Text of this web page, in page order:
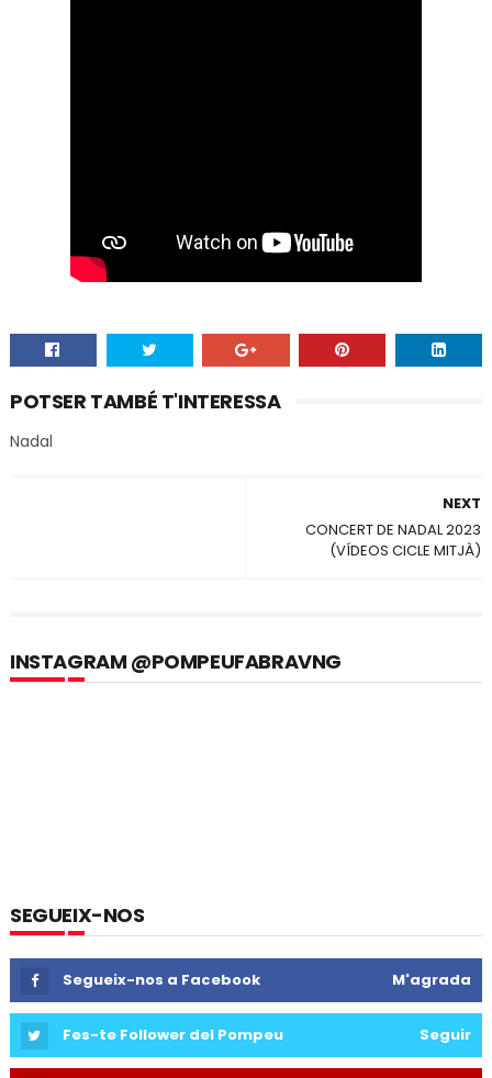
POTSER TAMBÉ T'INTERESSA
Nadal
NEXT
CONCERT DE NADAL 2023
(VÍDEOS CICLE MITJÀ)
INSTAGRAM @POMPEUFABRAVNG
SEGUEIX-NOS
Segueix-nos a Facebook M'agrada
Fes-te Follower del Pompeu Seguir